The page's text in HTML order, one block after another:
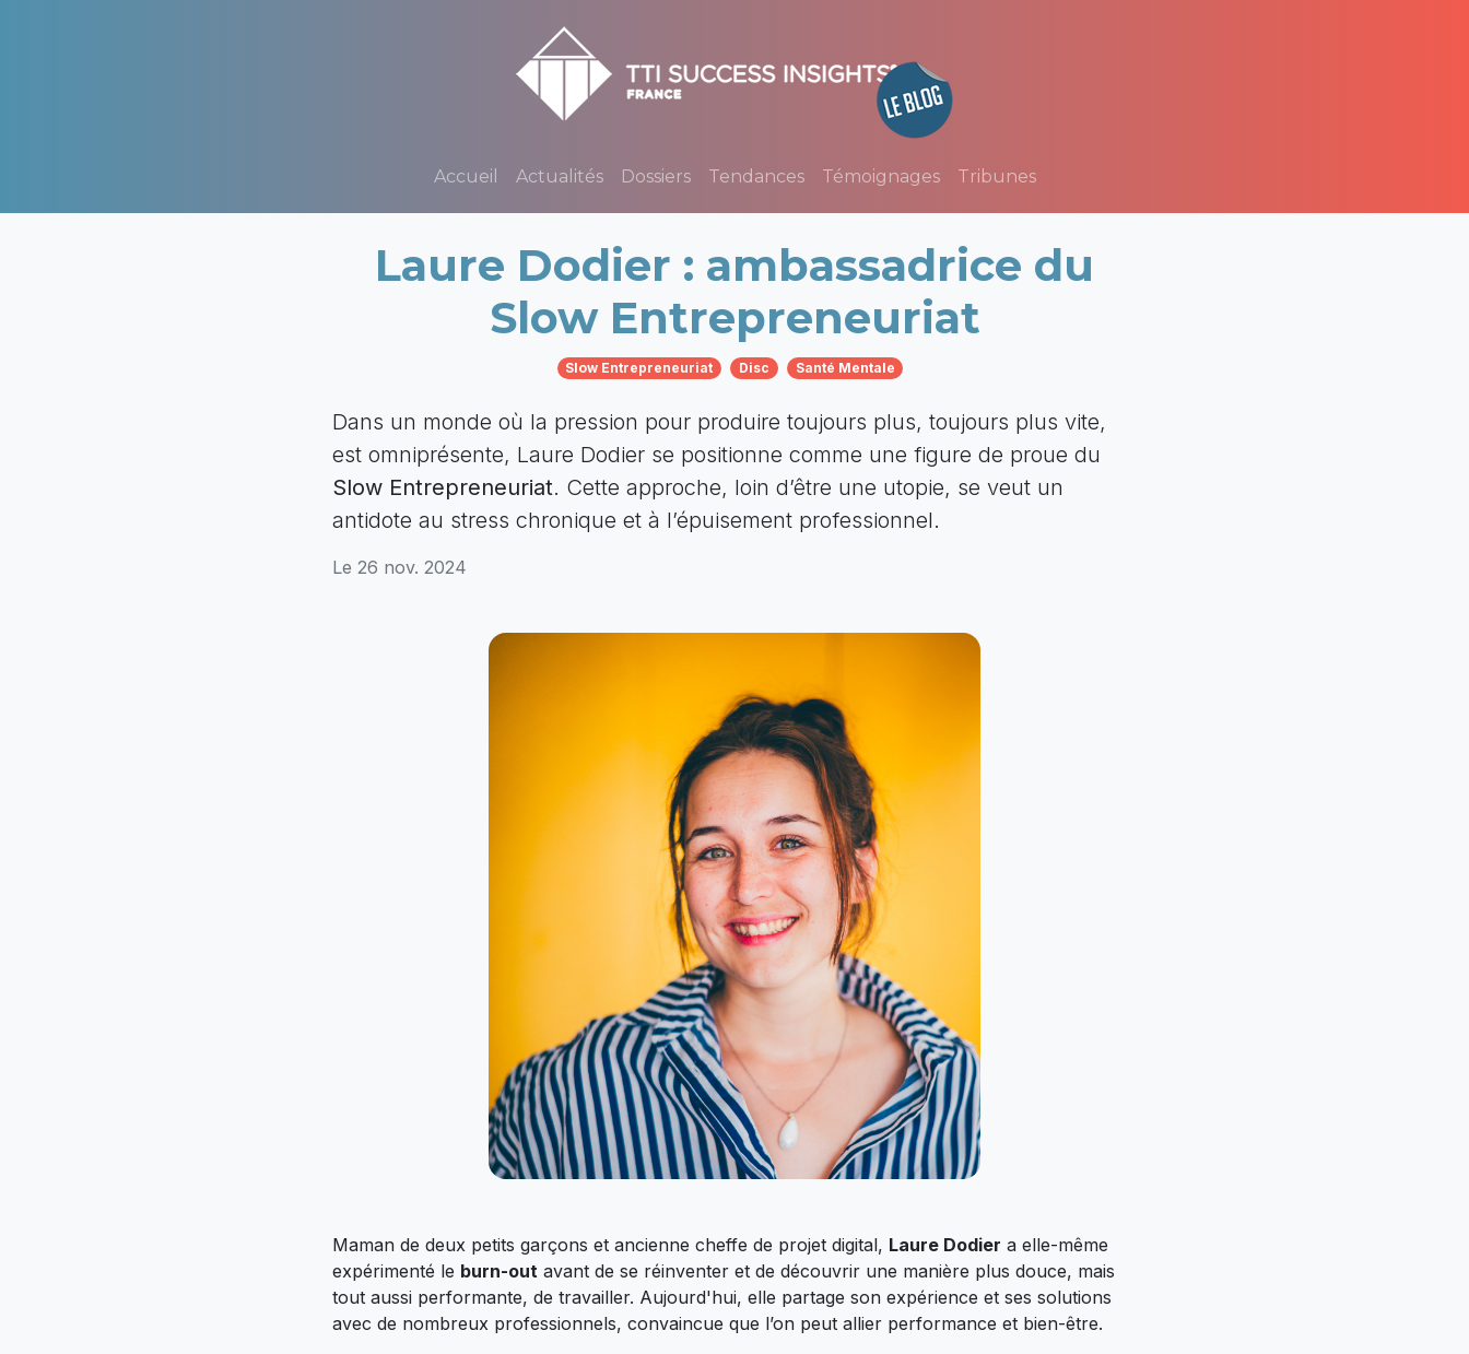
Accueil Actualités Dossiers Tendances Témoignages Tribunes
Laure Dodier : ambassadrice du
Slow Entrepreneuriat
Slow Entrepreneuriat Disc Santé Mentale
Dans un monde où la pression pour produire toujours plus, toujours plus vite,
est omniprésente, Laure Dodier se positionne comme une figure de proue du
Slow Entrepreneuriat. Cette approche, loin d’être une utopie, se veut un
antidote au stress chronique et à l’épuisement professionnel.
Le 26 nov. 2024
Maman de deux petits garçons et ancienne cheffe de projet digital, Laure Dodier a elle-même
expérimenté le burn-out avant de se réinventer et de découvrir une manière plus douce, mais
tout aussi performante, de travailler. Aujourd'hui, elle partage son expérience et ses solutions
avec de nombreux professionnels, convaincue que l’on peut allier performance et bien-être.